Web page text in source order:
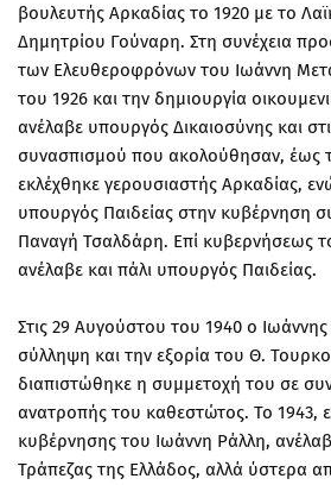
βουλευτής Αρκαδίας το 1920 με το
Δημητρίου Γούναρη. Στη συνέχεια
των Ελευθεροφρόνων του Ιωάννη
του 1926 και την δημιουργία
ανέλαβε υπουργός Δικαιοσύνης και
συνασπισμού που ακολούθησαν, έως
εκλέχθηκε γερουσιαστής Αρκαδίας,
υπουργός Παιδείας στην κυβέρνηση
Παναγή Τσαλδάρη. Επί κυβερνήσεως
ανέλαβε και πάλι υπουργός Παιδείας.
Στις 29 Αυγούστου του 1940 ο
σύλληψη και την εξορία του Θ.
διαπιστώθηκε η συμμετοχή του σε
ανατροπής του καθεστώτος. Το 1943,
κυβέρνησης του Ιωάννη Ράλλη,
Τράπεζας της Ελλάδος, αλλά ύστερα